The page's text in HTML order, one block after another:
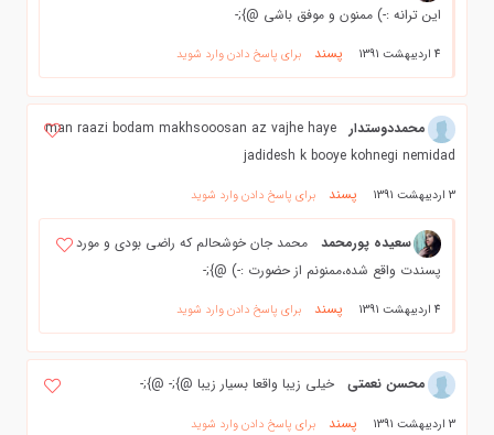
این ترانه :-) ممنون و موفق باشی @};-
4 اردیبهشت 1391 پسند برای پاسخ دادن وارد شوید
محمددوستدار
man raazi bodam makhsooosan az vajhe haye
jadidesh k booye kohnegi nemidad
3 اردیبهشت 1391 پسند برای پاسخ دادن وارد شوید
سعیده پورمحمد
محمد جان خوشحالم که راضی بودی و مورد
پسندت واقع شده،ممنونم از حضورت :-) @};-
4 اردیبهشت 1391 پسند برای پاسخ دادن وارد شوید
محسن نعمتی خیلی زیبا واقعا بسیار زیبا @};- @};-
3 اردیبهشت 1391 پسند برای پاسخ دادن وارد شوید